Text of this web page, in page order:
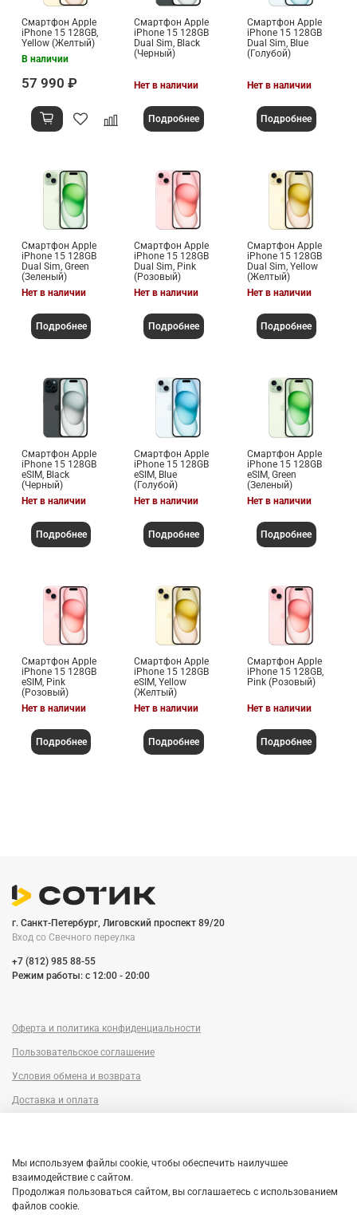
Смартфон Apple
iPhone 15 128GB,
Yellow (Желтый)
В наличии
57 990 ₽
Смартфон Apple
iPhone 15 128GB
Dual Sim, Black
(Черный)
Нет в наличии
Подробнее
Смартфон Apple
iPhone 15 128GB
Dual Sim, Blue
(Голубой)
Нет в наличии
Подробнее
Смартфон Apple
iPhone 15 128GB
Dual Sim, Green
(Зеленый)
Нет в наличии
Подробнее
Смартфон Apple
iPhone 15 128GB
Dual Sim, Pink
(Розовый)
Нет в наличии
Подробнее
Смартфон Apple
iPhone 15 128GB
Dual Sim, Yellow
(Желтый)
Нет в наличии
Подробнее
Смартфон Apple
iPhone 15 128GB
eSIM, Black
(Черный)
Нет в наличии
Подробнее
Смартфон Apple
iPhone 15 128GB
eSIM, Blue
(Голубой)
Нет в наличии
Подробнее
Смартфон Apple
iPhone 15 128GB
eSIM, Green
(Зеленый)
Нет в наличии
Подробнее
Смартфон Apple
iPhone 15 128GB
eSIM, Pink
(Розовый)
Нет в наличии
Подробнее
Смартфон Apple
iPhone 15 128GB
eSIM, Yellow
(Желтый)
Нет в наличии
Подробнее
Смартфон Apple
iPhone 15 128GB,
Pink (Розовый)
Нет в наличии
Подробнее
г. Санкт-Петербург, Лиговский проспект 89/20
Вход со Cвечного переулка
+7 (812) 985 88-55
Режим работы: c 12:00 - 20:00
Оферта и политика конфиденциальности
Пользовательское соглашение
Условия обмена и возврата
Доставка и оплата
Рассрочка
Мы используем файлы cookie, чтобы обеспечить наилучшее
взаимодействие с сайтом.
Продолжая пользоваться сайтом, вы соглашаетесь с использованием
файлов cookie.